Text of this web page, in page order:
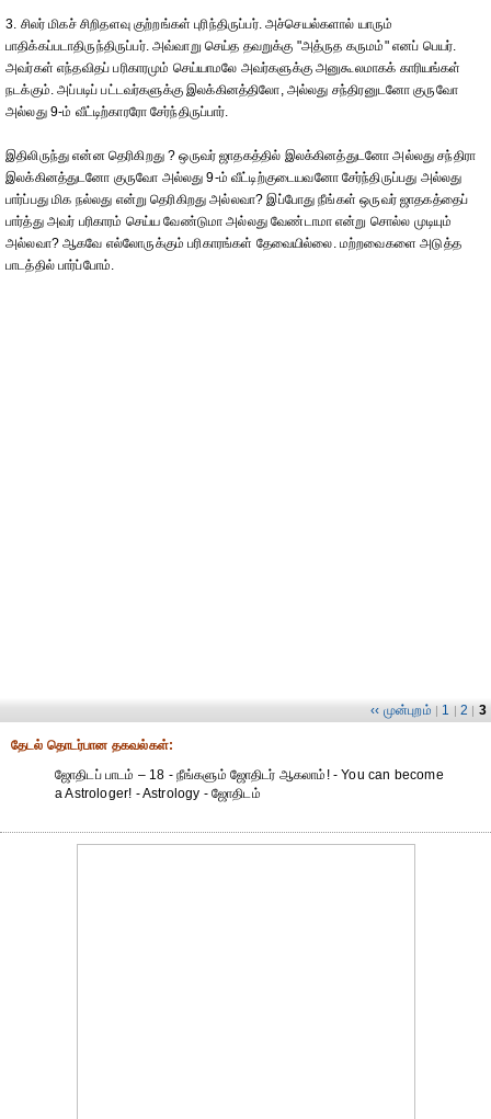
3. சிலர் மிகச் சிறிதளவு குற்றங்கள் புரிந்திருப்பர். அச்செயல்களால் யாரும்
பாதிக்கப்படாதிருந்திருப்பர். அவ்வாறு செய்த தவறுக்கு "அத்ருத கருமம்" எனப் பெயர்.
அவர்கள் எந்தவிதப் பரிகாரமும் செய்யாமலே அவர்களுக்கு அனுகூலமாகக் காரியங்கள்
நடக்கும். அப்படிப் பட்டவர்களுக்கு இலக்கினத்திலோ, அல்லது சந்திரனுடனோ குருவோ
அல்லது 9-ம் வீட்டிற்காரரோ சேர்ந்திருப்பார்.
இதிலிருந்து என்ன தெரிகிறது ? ஒருவர் ஜாதகத்தில் இலக்கினத்துடனோ அல்லது சந்திரா
இலக்கினத்துடனோ குருவோ அல்லது 9-ம் வீட்டிற்குடையவனோ சேர்ந்திருப்பது அல்லது
பார்ப்பது மிக நல்லது என்று தெரிகிறது அல்லவா? இப்போது நீங்கள் ஒருவர் ஜாதகத்தைப்
பார்த்து அவர் பரிகாரம் செய்ய வேண்டுமா அல்லது வேண்டாமா என்று சொல்ல முடியும்
அல்லவா? ஆகவே எல்லோருக்கும் பரிகாரங்கள் தேவையில்லை. மற்றவைகளை அடுத்த
பாடத்தில் பார்ப்போம்.
‹‹ முன்புறம் | 1 | 2 | 3
தேட‌ல் தொட‌ர்பான தகவ‌ல்க‌ள்:
ஜோதிடப் பாடம் – 18 - நீங்களும் ஜோதிடர் ஆகலாம்! - You can become
a Astrologer! - Astrology - ஜோதிடம்